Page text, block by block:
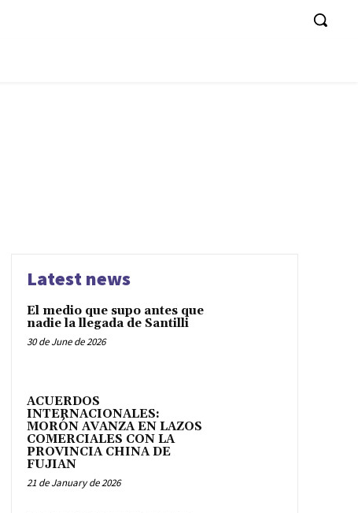
Latest news
El medio que supo antes que
nadie la llegada de Santilli
30 de June de 2026
ACUERDOS
INTERNACIONALES:
MORÓN AVANZA EN LAZOS
COMERCIALES CON LA
PROVINCIA CHINA DE
FUJIAN
21 de January de 2026